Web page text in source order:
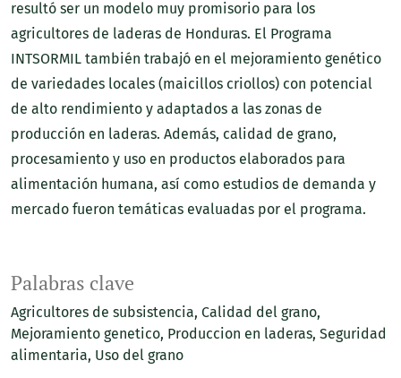
Palabras clave
Agricultores de subsistencia Calidad del grano
Mejoramiento genetico Produccion en laderas Seguridad
alimentaria Uso del grano
resultó ser un modelo muy promisorio para los
agricultores de laderas de Honduras. El Programa
INTSORMIL también trabajó en el mejoramiento genético
de variedades locales (maicillos criollos) con potencial
de alto rendimiento y adaptados a las zonas de
producción en laderas. Además, calidad de grano,
procesamiento y uso en productos elaborados para
alimentación humana, así como estudios de demanda y
mercado fueron temáticas evaluadas por el programa.